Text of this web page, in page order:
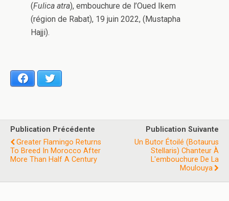
(Fulica atra), embouchure de l’Oued Ikem
(région de Rabat), 19 juin 2022, (Mustapha
Hajji).
Facebook
Publication Précédente
Greater Flamingo Returns
To Breed In Morocco After
More Than Half A Century
Publication Suivante
Un Butor Étoilé (Botaurus
Stellaris) Chanteur À
L'embouchure De La
Moulouya